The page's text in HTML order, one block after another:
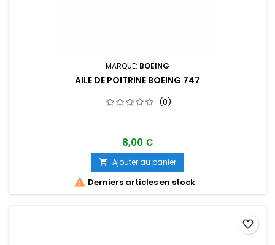
MARQUE: BOEING
AILE DE POITRINE BOEING 747
(0)
8,00 €
 Ajouter au panier
 Derniers articles en stock
favorite_border